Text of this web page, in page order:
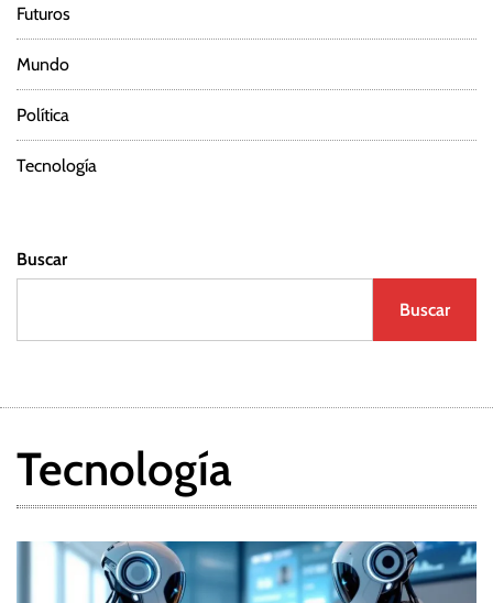
Futuros
Mundo
Política
Tecnología
Buscar
Buscar
Tecnología